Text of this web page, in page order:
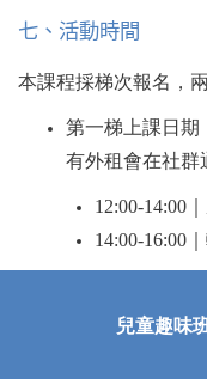
七、活動時間
本課程採梯次報名，
第一梯上課日期
有外租會在社群
12:00-14:00
14:00-16:00
兒童趣味